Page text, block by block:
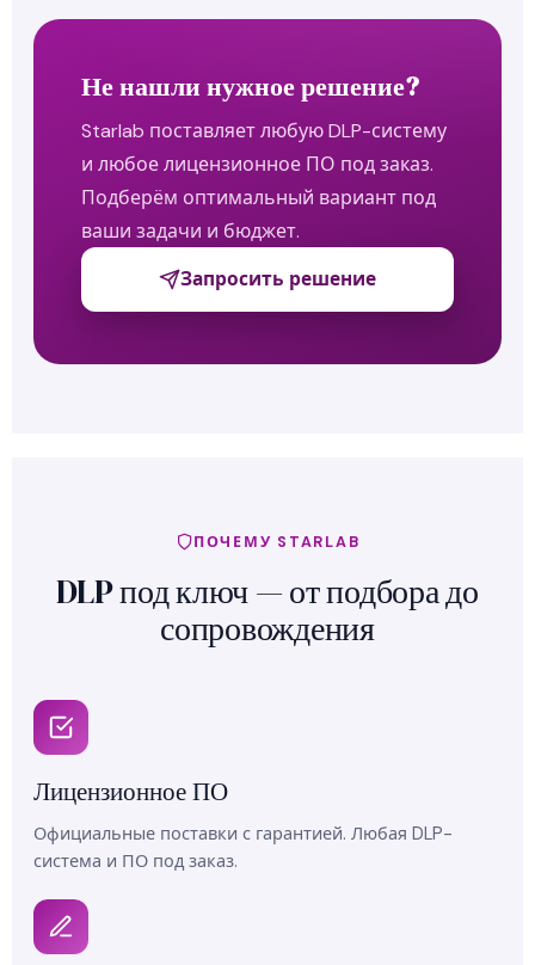
Не нашли нужное решение?
Starlab поставляет любую DLP-систему
и любое лицензионное ПО под заказ.
Подберём оптимальный вариант под
ваши задачи и бюджет.
Запросить решение
ПОЧЕМУ STARLAB
DLP под ключ — от подбора до
сопровождения
Лицензионное ПО
Официальные поставки с гарантией. Любая DLP-
система и ПО под заказ.